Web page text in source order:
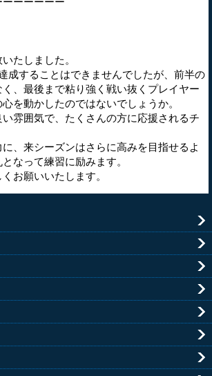
たしました。
成することはできませんでしたが、前半の
、最後まで粘り強く戦い抜くプレイヤー
を動かしたのではないでしょうか。
雰囲気で、たくさんの方に応援されるチ
、来シーズンはさらに高みを目指せるよ
なって練習に励みます。
お願いいたします。